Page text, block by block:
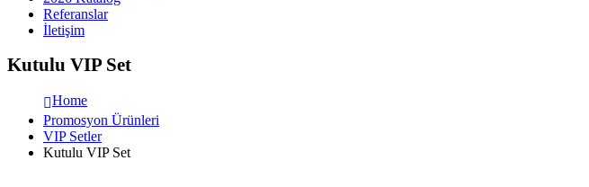
Referanslar
İletişim
Kutulu VIP Set
Home
Promosyon Ürünleri
VIP Setler
Kutulu VIP Set